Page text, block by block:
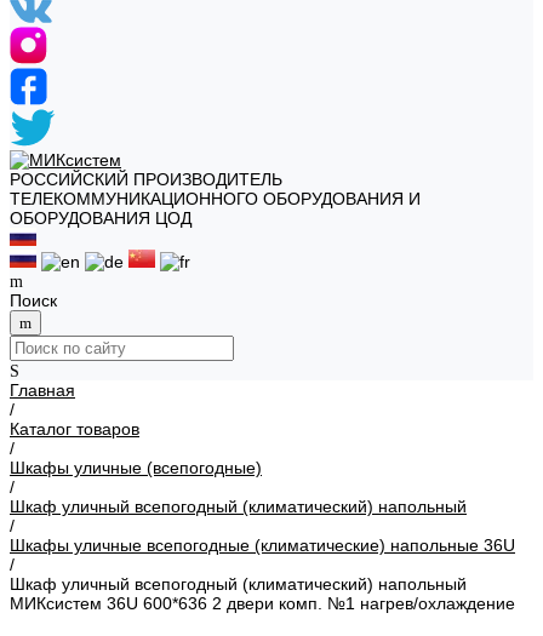
РОССИЙСКИЙ ПРОИЗВОДИТЕЛЬ
ТЕЛЕКОММУНИКАЦИОННОГО ОБОРУДОВАНИЯ И
ОБОРУДОВАНИЯ ЦОД
Поиск
Главная
/
Каталог товаров
/
Шкафы уличные (всепогодные)
/
Шкаф уличный всепогодный (климатический) напольный
/
Шкафы уличные всепогодные (климатические) напольные 36U
/
Шкаф уличный всепогодный (климатический) напольный
МИКсистем 36U 600*636 2 двери комп. №1 нагрев/охлаждение